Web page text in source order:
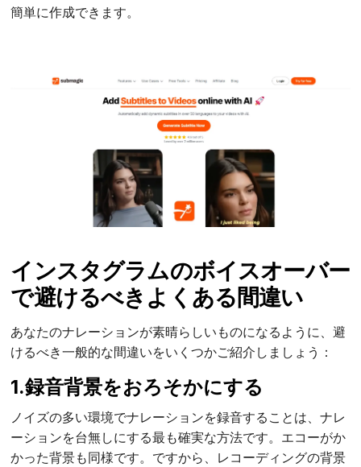
簡単に作成できます。
インスタグラムのボイスオーバー
で避けるべきよくある間違い
あなたのナレーションが素晴らしいものになるように、避
けるべき一般的な間違いをいくつかご紹介しましょう：
1.録音背景をおろそかにする
ノイズの多い環境でナレーションを録音することは、ナレ
ーションを台無しにする最も確実な方法です。エコーがか
かった背景も同様です。ですから、レコーディングの背景